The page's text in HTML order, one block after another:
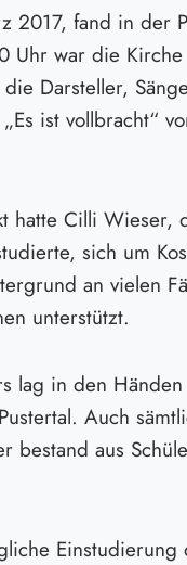
2017, fand in der
Uhr war die
Darsteller,
ist vollbracht“
hatte Cilli
sich um
an vielen
unterstützt.
lag in den
Auch
bestand aus